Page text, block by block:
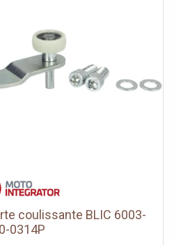
coulissante BLIC 6003-
0314P